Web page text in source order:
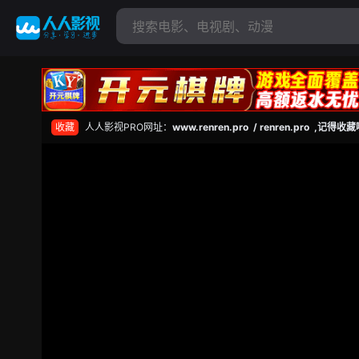
收藏 人人影视PRO网址： www.renren.pro / renren.pro ,记得收藏